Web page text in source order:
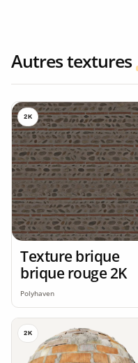
Autres textures
2K
Texture brique
brique rouge 2K
Polyhaven
2K